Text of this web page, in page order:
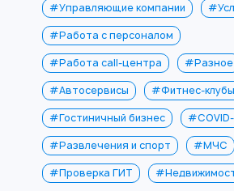
#Управляющие компании
#Работа с персоналом
#Работа call-центра
#Разное
#Автосервисы
#Фитнес-клубы
#Гостиничный бизнес
#Развлечения и спорт
#МЧС
#Проверка ГИТ